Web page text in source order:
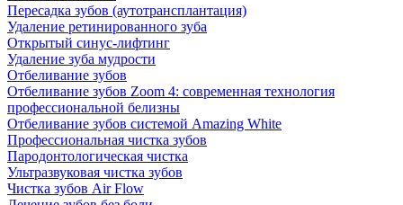
Пересадка зубов (аутотрансплантация)
Удаление ретинированного зуба
Открытый синус-лифтинг
Удаление зуба мудрости
Отбеливание зубов
Отбеливание зубов Zoom 4: современная технология
профессиональной белизны
Отбеливание зубов системой Amazing White
Профессиональная чистка зубов
Пародонтологическая чистка
Ультразвуковая чистка зубов
Чистка зубов Air Flow